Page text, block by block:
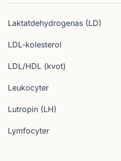
Laktatdehydrogenas (LD)
LDL-kolesterol
LDL/HDL (kvot)
Leukocyter
Lutropin (LH)
Lymfocyter